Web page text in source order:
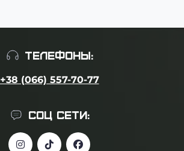
ТЕЛЕФОНЫ:
+38 (066) 557-70-77
СОЦ СЕТИ: